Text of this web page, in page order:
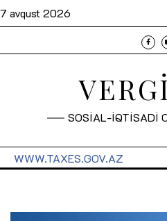
7 avqust 2026
SOSİAL-İQTİSADİ
WWW.TAXES.GOV.AZ